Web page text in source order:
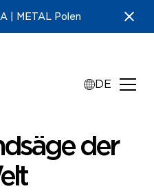
| METAL Polen
DE
der